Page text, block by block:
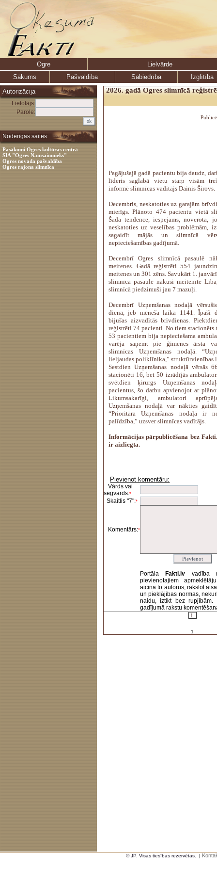
Ogre
Lielvārde
Sākums
Pašvaldība Sabiedrība
Izglītība
Autorizācija
Lietotājs:
Parole:
Noderīgas saites:
Pasākumi Ogres kultūras centrā
SIA "Ogres Namsaimnieks"
Ogres novada pašvaldība
Ogres rajona slimnīca
2026. gadā Ogres slimnīcā
Pagājušajā gadā pacientu bija daudz,
līderis saglabā vietu starp visām
informē slimnīcas vadītājs Dainis Širovs.
Decembris, neskatoties uz garajām
mierīgs. Plānoto 474 pacientu vietā
Šāda tendence, iespējams, novērota,
neskatoties uz veselības problēmām,
sagaidīt mājās un slimnīcā
nepieciešamības gadījumā.
Decembrī Ogres slimnīcā pasaulē
meitenes. Gadā reģistrēti 554
meitenes un 301 zēns. Savukārt 1.
slimnīcā pasaulē nākusi meitenīte
slimnīcā piedzimuši jau 7 mazuļi.
Decembrī Uzņemšanas nodaļā
dienā, jeb mēneša laikā 1141. Īpaši
bijušas aizvadītās brīvdienas.
reģistrēti 74 pacienti. No tiem
53 pacientiem bija nepieciešama
varēja saņemt pie ģimenes ārsta
slimnīcas Uzņemšanas nodaļā.
lieljaudas poliklīnika,” struktūrvienības
Sestdien Uzņemšanas nodaļā vērsās
stacionēti 16, bet 50 izrādījās
svētdien ķirurgs Uzņemšanas
pacientus, šo darbu apvienojot ar
Likumsakarīgi, ambulatori
Uzņemšanas nodaļā var nākties
“Prioritāra Uzņemšanas nodaļā ir
palīdzība,” uzsver slimnīcas vadītājs.
Informācijas pārpublicēšana bez
ir aizliegta.
Pievienot komentāru:
Vārds vai
segvārds:*
Skaitlis "7":*
Komentārs:*
Portāla Fakti.lv vadība
pievienotajiem
aicina to autorus, rakstot
un pieklājības normas,
naidu, iztikt bez rupjībām.
gadījumā rakstu
1.
1
© JP. Visas tiesības rezervētas. |